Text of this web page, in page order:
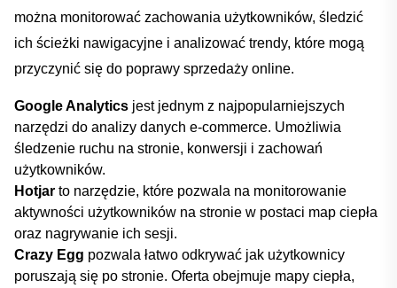
można monitorować zachowania ‍użytkowników,⁢ śledzić
ich ⁤ścieżki⁣ nawigacyjne i analizować trendy, które mogą
przyczynić się do poprawy⁢ sprzedaży online.
Google ⁣Analytics ⁤jest jednym z najpopularniejszych
narzędzi do analizy danych e-commerce. ⁣Umożliwia
⁣śledzenie ruchu⁤ na stronie, konwersji ‌i⁤ zachowań
użytkowników.
Hotjar ⁢to‌ narzędzie, które pozwala na monitorowanie
aktywności‍ użytkowników na stronie w ‌postaci map ciepła
oraz⁢ nagrywanie⁤ ich sesji.
Crazy Egg ‌pozwala łatwo​ odkrywać jak użytkownicy
poruszają ‍się po ‍stronie. Oferta obejmuje⁣ mapy ciepła,